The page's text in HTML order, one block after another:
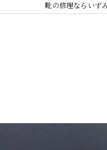
靴の修理ならいず